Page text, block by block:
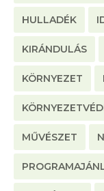
HULLADÉK
KIRÁNDULÁS
KÖRNYEZET
MŰVÉSZET